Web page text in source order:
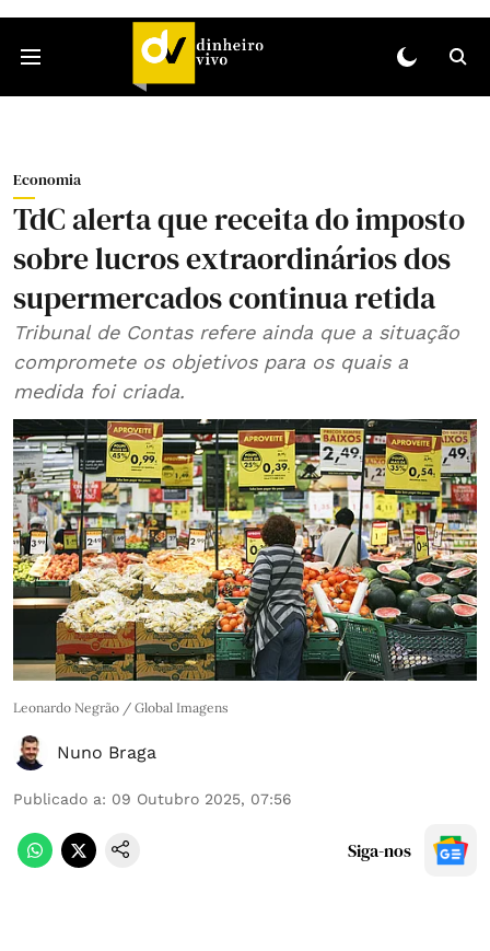
Economia
TdC alerta que receita do imposto
sobre lucros extraordinários dos
supermercados continua retida
Tribunal de Contas refere ainda que a situação
compromete os objetivos para os quais a
medida foi criada.
Leonardo Negrão / Global Imagens
Nuno Braga
Publicado a: 09 Outubro 2025, 07:56
Siga-nos